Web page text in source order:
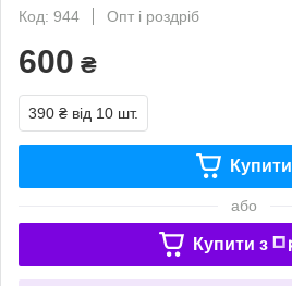
Код: 944
Опт і роздріб
600 ₴
390 ₴ від 10 шт.
Купити
або
Купити з